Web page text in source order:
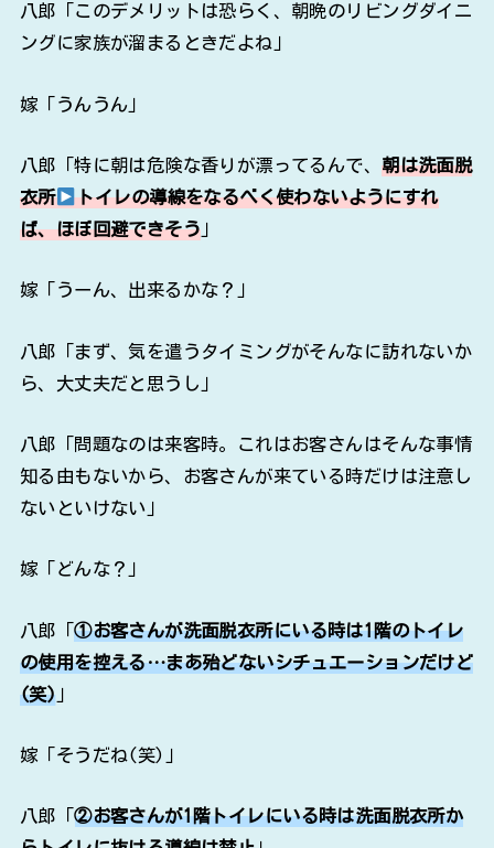
八郎「このデメリットは恐らく、朝晩のリビングダイニ
ングに家族が溜まるときだよね」
嫁「うんうん」
八郎「特に朝は危険な香りが漂ってるんで、朝は洗面脱
衣所
トイレの導線をなるべく使わないようにすれ
ば、ほぼ回避できそう 」
嫁「うーん、出来るかな？」
八郎「まず、気を遣うタイミングがそんなに訪れないか
ら、大丈夫だと思うし」
八郎「問題なのは来客時。これはお客さんはそんな事情
知る由もないから、お客さんが来ている時だけは注意し
ないといけない」
嫁「どんな？」
八郎「①お客さんが洗面脱衣所にいる時は1階のトイレ
の使用を控える…まあ殆どないシチュエーションだけど
(笑) 」
嫁「そうだね(笑)」
八郎「②お客さんが1階トイレにいる時は洗面脱衣所か